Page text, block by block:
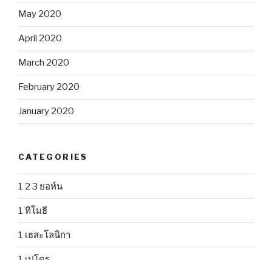
May 2020
April 2020
March 2020
February 2020
January 2020
CATEGORIES
1 2 3 ยอห์น
1 ทิโมธี
1 เธสะโลนิกา